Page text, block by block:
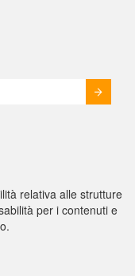
relativa alle strutture
per i contenuti e